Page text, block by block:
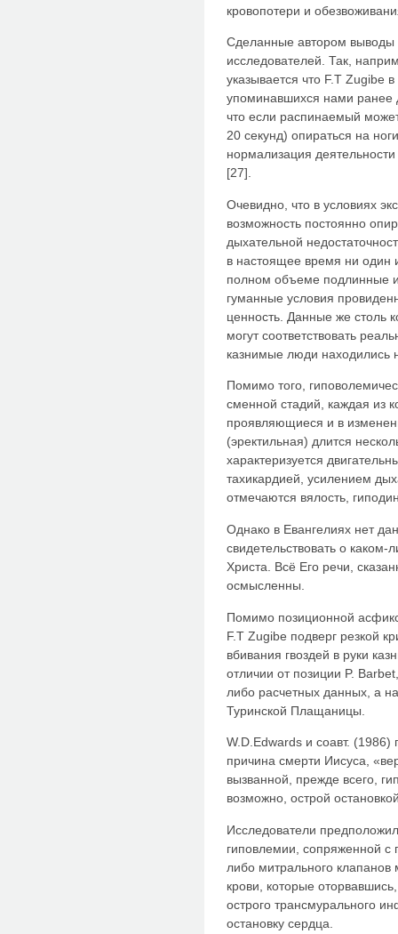
кровопотери и
Сделанные автором выводы
исследователей. Так,
указывается что F.T Zugibe
упоминавшихся нами ранее
что если распинаемый
20 секунд) опираться на
нормализация
[27].
Очевидно, что в условиях
возможность постоянно
дыхательной
в настоящее время ни один
полном объеме подлинные
гуманные условия
ценность. Данные же столь
могут соответствовать
казнимые люди находились
Помимо того,
сменной стадий, каждая из
проявляющиеся и в
(эректильная) длится
характеризуется
тахикардией, усилением
отмечаются вялость,
Однако в Евангелиях нет
свидетельствовать о
Христа. Всё Его речи,
осмысленны.
Помимо позиционной
F.T Zugibe подверг резкой
вбивания гвоздей в руки
отличии от позиции P.
либо расчетных данных, а
Туринской Плащаницы.
W.D.Edwards и соавт.
причина смерти Иисуса,
вызванной, прежде всего,
возможно, острой
Исследователи
гиповлемии, сопряженной с
либо митрального клапанов
крови, которые
острого трансмурального
остановку сердца.